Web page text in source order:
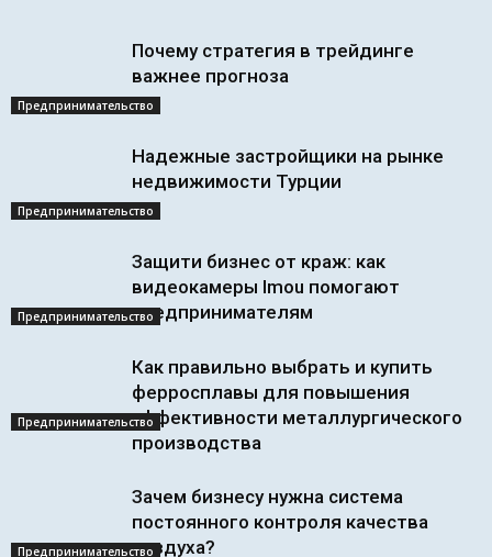
Предпринимательство
Почему стратегия в трейдинге
важнее прогноза
Предпринимательство
Надежные застройщики на рынке
недвижимости Турции
Предпринимательство
Защити бизнес от краж: как
видеокамеры Imou помогают
предпринимателям
Предпринимательство
Как правильно выбрать и купить
ферросплавы для повышения
эффективности металлургического
производства
Предпринимательство
Зачем бизнесу нужна система
постоянного контроля качества
воздуха?